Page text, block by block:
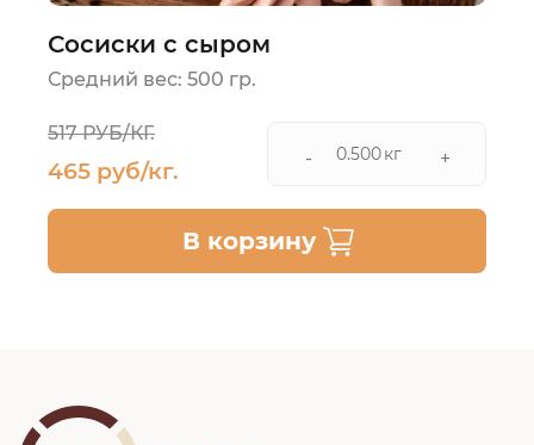
Сосиски с сыром
Средний вес: 500 гр.
517 РУБ/КГ.
465 руб/кг. - кг +
В корзину